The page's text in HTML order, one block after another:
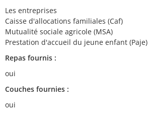
Les entreprises
Caisse d'allocations familiales (Caf)
Mutualité sociale agricole (MSA)
Prestation d'accueil du jeune enfant (Paje)
Repas fournis :
oui
Couches fournies :
oui